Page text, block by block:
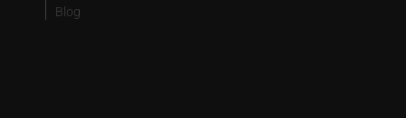
Blog